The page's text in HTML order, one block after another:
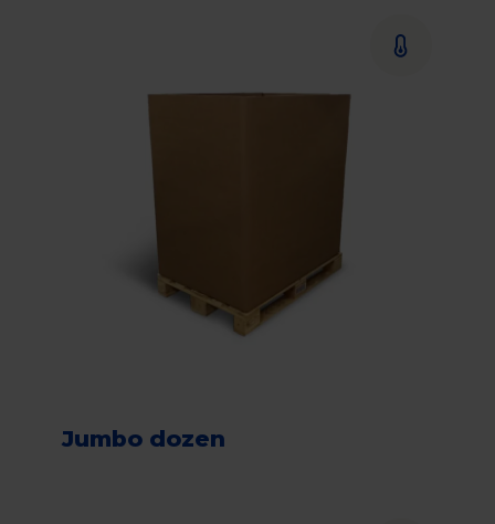
Jumbo dozen